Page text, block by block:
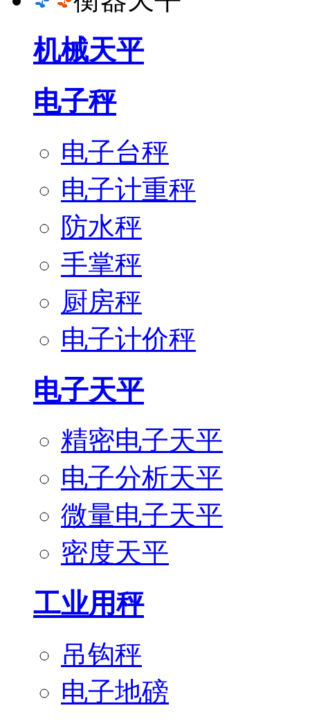
机械天平
电子秤
电子台秤
电子计重秤
防水秤
手掌秤
厨房秤
电子计价秤
电子天平
精密电子天平
电子分析天平
微量电子天平
密度天平
工业用秤
吊钩秤
电子地磅